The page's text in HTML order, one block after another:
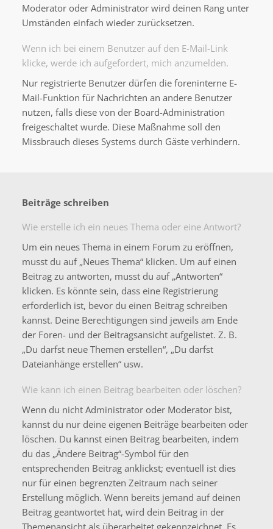
Moderator oder Administrator wird deinen Rang unter
Umständen einfach wieder zurücksetzen.
Wenn ich bei einem Benutzer auf den E-Mail-Link
klicke, werde ich aufgefordert, mich anzumelden.
Nur registrierte Benutzer dürfen die foreninterne E-
Mail-Funktion für Nachrichten an andere Benutzer
nutzen, falls diese von der Board-Administration
freigeschaltet wurde. Diese Maßnahme soll den
Missbrauch dieses Systems durch Gäste verhindern.
Beiträge schreiben
Wie erstelle ich ein neues Thema oder eine Antwort?
Um ein neues Thema in einem Forum zu eröffnen,
musst du auf „Neues Thema“ klicken. Um auf einen
Beitrag zu antworten, musst du auf „Antworten“
klicken. Es könnte sein, dass eine Registrierung
erforderlich ist, bevor du einen Beitrag schreiben
kannst. Deine Berechtigungen sind jeweils am Ende
der Foren- und der Beitragsansicht aufgelistet. Z. B.
„Du darfst neue Themen erstellen“, „Du darfst
Dateianhänge erstellen“ usw.
Wie kann ich einen Beitrag bearbeiten oder löschen?
Wenn du nicht Administrator oder Moderator bist,
kannst du nur deine eigenen Beiträge bearbeiten oder
löschen. Du kannst einen Beitrag bearbeiten, indem
du das „Ändere Beitrag“-Symbol für den
entsprechenden Beitrag anklickst; eventuell ist dies
nur für einen begrenzten Zeitraum nach seiner
Erstellung möglich. Wenn bereits jemand auf deinen
Beitrag geantwortet hat, wird dein Beitrag in der
Themenansicht als überarbeitet gekennzeichnet. Es